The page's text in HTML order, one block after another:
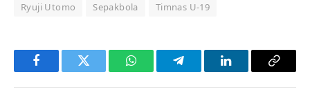
Ryuji Utomo Sepakbola Timnas U-19
FacebookTwitter WhatsAppTelegramLinkedInCopy